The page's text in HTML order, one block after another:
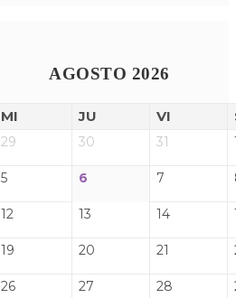
AGOSTO 2026
MI JU VI
29 30 31
5 6 7
12 13 14
19 20 21
26 27 28